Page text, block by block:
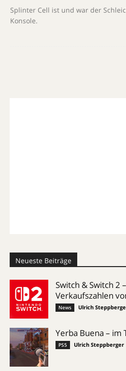
Splinter Cell ist und war der
Konsole.
Neueste Beiträge
Switch & Switch 2
Verkaufszahlen
News Ulrich
Yerba Buena – im
PS5 Ulrich Steppberger